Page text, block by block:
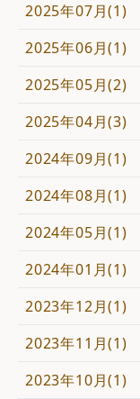
2025年07月(1)
2025年06月(1)
2025年05月(2)
2025年04月(3)
2024年09月(1)
2024年08月(1)
2024年05月(1)
2024年01月(1)
2023年12月(1)
2023年11月(1)
2023年10月(1)